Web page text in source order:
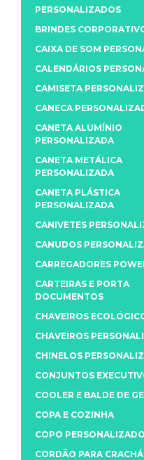
PERSONALIZADOS
BRINDES
CAIXA DE SOM
CALENDÁRIOS
CAMISETA
CANECA
CANETA ALUMÍNIO
PERSONALIZADA
CANETA METÁLICA
PERSONALIZADA
CANETA PLÁSTICA
PERSONALIZADA
CANIVETES
CANUDOS
CARREGADORES
CARTEIRAS E PORTA
DOCUMENTOS
CHAVEIROS
CHAVEIROS
CHINELOS
CONJUNTOS
COOLER E BALDE DE
COPA E COZINHA
COPO PERSONALIZADO
CORDÃO PARA